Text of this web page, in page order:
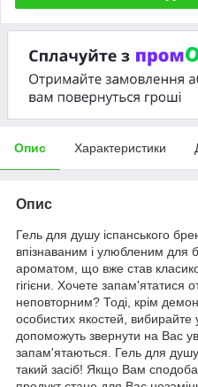
Опис Характеристики
Опис
Гель для душу іспанського
впізнаваним і улюбленим для
ароматом, що вже став
гігієни. Хочете запам'ятатися
неповторним? Тоді, крім
особистих якостей, вибирайте
допоможуть звернути на Вас
запам'ятаються. Гель для
такий засіб! Якщо Вам